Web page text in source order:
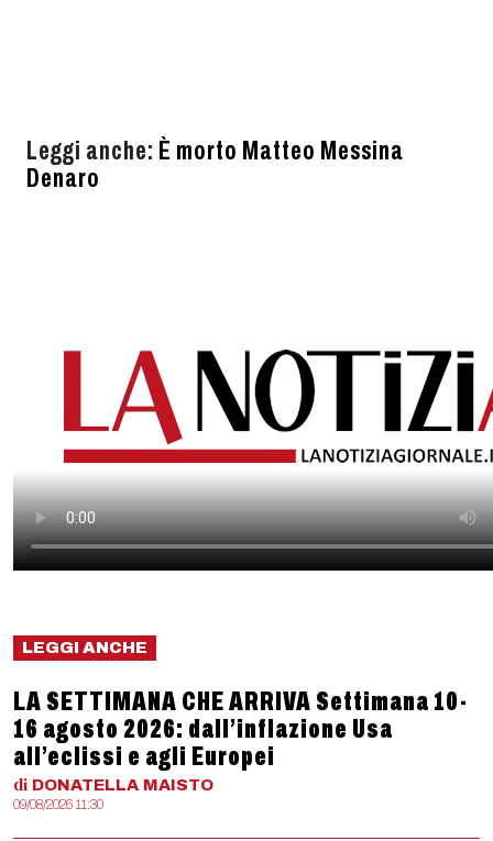
Leggi anche: È morto Matteo Messina
Denaro
LEGGI ANCHE
LA SETTIMANA CHE ARRIVA Settimana 10-
16 agosto 2026: dall’inflazione Usa
all’eclissi e agli Europei
di DONATELLA MAISTO
09/08/2026 11:30